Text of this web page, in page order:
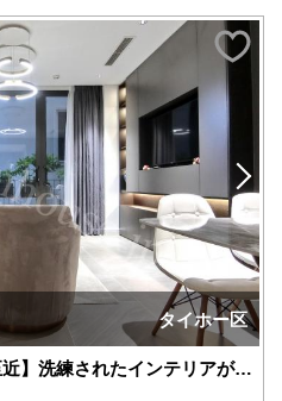
タイホー区
練されたインテリアが魅力の高級1LDK